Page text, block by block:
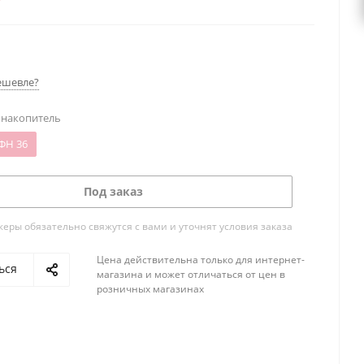
36
Под заказ
обязательно свяжутся с вами и уточнят условия заказа
Цена действительна только для интернет-
магазина и может отличаться от цен в
розничных магазинах